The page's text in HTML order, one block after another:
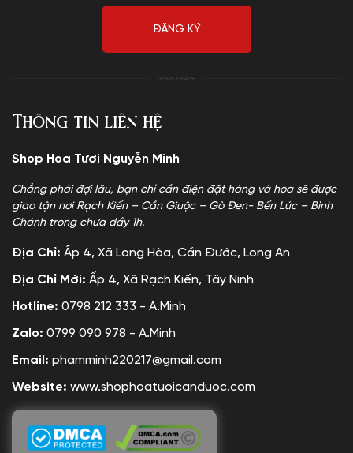
Thông tin liên hệ
Shop Hoa Tươi Nguyễn Minh
Chẳng phải đợi lâu, bạn chỉ cần điện đặt hàng và hoa sẽ được
giao tận nơi Rạch Kiến – Cần Giuộc – Gò Đen- Bến Lức – Bình
Chánh trong chưa đầy 1h.
Địa Chỉ: Ấp 4, Xã Long Hòa, Cần Đước, Long An
Địa Chỉ Mới: Ấp 4, Xã Rạch Kiến, Tây Ninh
Hotline: 0798 212 333 - A.Minh
Zalo: 0799 090 978 - A.Minh
Email: phamminh220217@gmail.com
Website: www.shophoatuoicanduoc.com